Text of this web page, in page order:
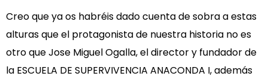
Creo que ya os habréis dado cuenta de sobra a estas
alturas que el protagonista de nuestra historia no es
otro que Jose Miguel Ogalla, el director y fundador de
la ESCUELA DE SUPERVIVENCIA ANACONDA I, además